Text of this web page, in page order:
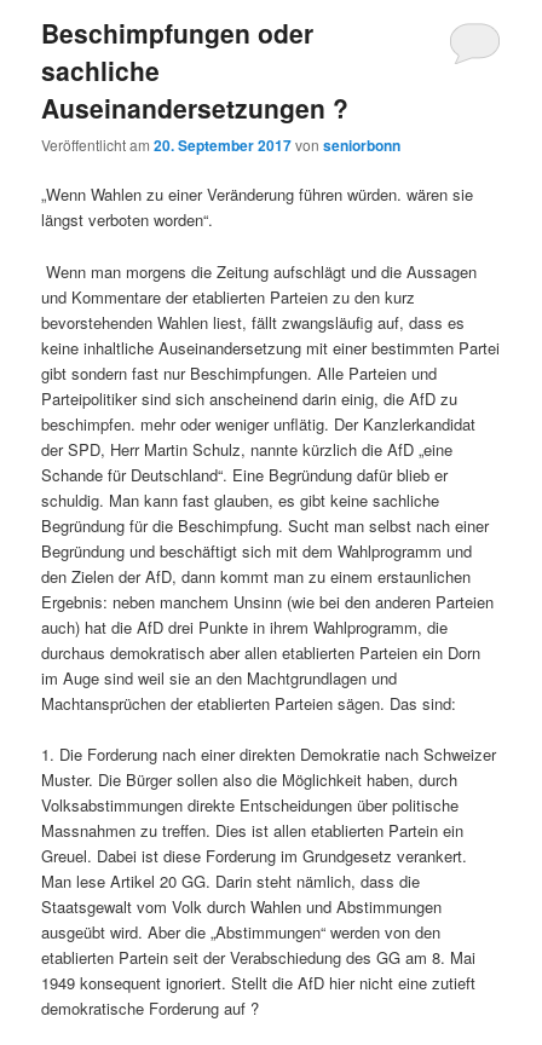
Beschimpfungen oder
sachliche
Auseinandersetzungen ?
Veröffentlicht am20. September 2017vonseniorbonn
„Wenn Wahlen zu einer Veränderung führen würden. wären sie
längst verboten worden“.
Wenn man morgens die Zeitung aufschlägt und die Aussagen
und Kommentare der etablierten Parteien zu den kurz
bevorstehenden Wahlen liest, fällt zwangsläufig auf, dass es
keine inhaltliche Auseinandersetzung mit einer bestimmten Partei
gibt sondern fast nur Beschimpfungen. Alle Parteien und
Parteipolitiker sind sich anscheinend darin einig, die AfD zu
beschimpfen. mehr oder weniger unflätig. Der Kanzlerkandidat
der SPD, Herr Martin Schulz, nannte kürzlich die AfD „eine
Schande für Deutschland“. Eine Begründung dafür blieb er
schuldig. Man kann fast glauben, es gibt keine sachliche
Begründung für die Beschimpfung. Sucht man selbst nach einer
Begründung und beschäftigt sich mit dem Wahlprogramm und
den Zielen der AfD, dann kommt man zu einem erstaunlichen
Ergebnis: neben manchem Unsinn (wie bei den anderen Parteien
auch) hat die AfD drei Punkte in ihrem Wahlprogramm, die
durchaus demokratisch aber allen etablierten Parteien ein Dorn
im Auge sind weil sie an den Machtgrundlagen und
Machtansprüchen der etablierten Parteien sägen. Das sind:
1. Die Forderung nach einer direkten Demokratie nach Schweizer
Muster. Die Bürger sollen also die Möglichkeit haben, durch
Volksabstimmungen direkte Entscheidungen über politische
Massnahmen zu treffen. Dies ist allen etablierten Partein ein
Greuel. Dabei ist diese Forderung im Grundgesetz verankert.
Man lese Artikel 20 GG. Darin steht nämlich, dass die
Staatsgewalt vom Volk durch Wahlen und Abstimmungen
ausgeübt wird. Aber die „Abstimmungen“ werden von den
etablierten Partein seit der Verabschiedung des GG am 8. Mai
1949 konsequent ignoriert. Stellt die AfD hier nicht eine zutieft
demokratische Forderung auf ?